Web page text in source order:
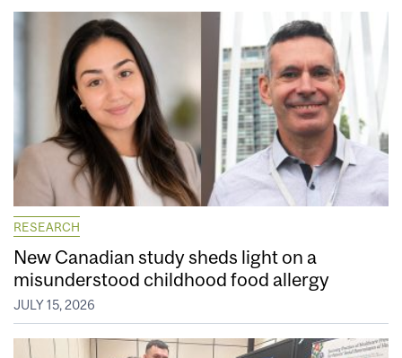
RESEARCH
New Canadian study sheds light on a
misunderstood childhood food allergy
JULY 15, 2026